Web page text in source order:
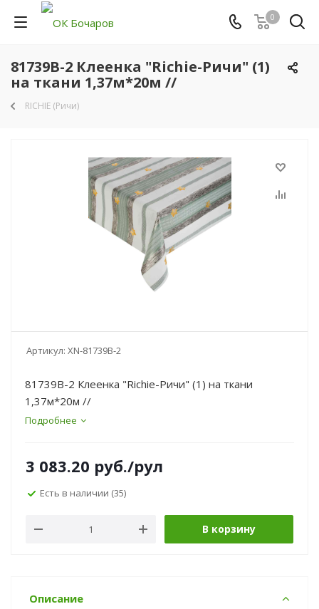
0
81739B-2 Клеенка "Richie-Ричи" (1)
на ткани 1,37м*20м //
RICHIE (Ричи)
Артикул: XN-81739B-2
81739B-2 Клеенка "Richie-Ричи" (1) на ткани
1,37м*20м //
Подробнее
3 083.20 руб./рул
Есть в наличии (35)
В корзину
Описание